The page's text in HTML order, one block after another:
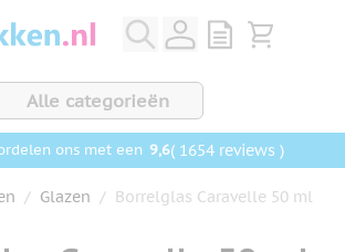
View quote,
Bekijk
Alle categorieën
ons met een 9,6( 1654 reviews )
/ Glazen / Borrelglas Caravelle 50 ml